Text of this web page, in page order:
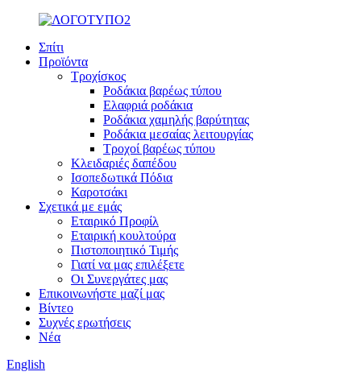
Σπίτι
Προϊόντα
Τροχίσκος
Ροδάκια βαρέως τύπου
Ελαφριά ροδάκια
Ροδάκια χαμηλής βαρύτητας
Ροδάκια μεσαίας λειτουργίας
Τροχοί βαρέως τύπου
Κλειδαριές δαπέδου
Ισοπεδωτικά Πόδια
Καροτσάκι
Σχετικά με εμάς
Εταιρικό Προφίλ
Εταιρική κουλτούρα
Πιστοποιητικό Τιμής
Γιατί να μας επιλέξετε
Οι Συνεργάτες μας
Επικοινωνήστε μαζί μας
Βίντεο
Συχνές ερωτήσεις
Νέα
English